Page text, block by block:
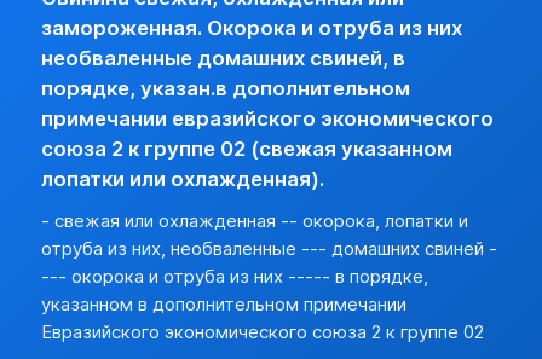
Пошлина по стране:
есть
Лицензирование:
нет (базовая)
Преф. режим для РС:
да
Преф. режим для НРС:
нет
Сертификация:
нет
Разреш. прочие:
нет (базовая)
Запреты (другие страны): нет
Экспорт:
Пошлина:
нет
Лицензирование:
нет (базовая)
Разреш. прочие:
замороженная. Окорока и отруба из них
необваленные домашних свиней, в
порядке, указан.в дополнительном
примечании евразийского экономического
союза 2 к группе 02 (свежая указанном
лопатки или охлажденная).
- свежая или охлажденная -- окорока, лопатки и
отруба из них, необваленные --- домашних свиней -
--- окорока и отруба из них ----- в порядке,
указанном в дополнительном примечании
Евразийского экономического союза 2 к группе 02